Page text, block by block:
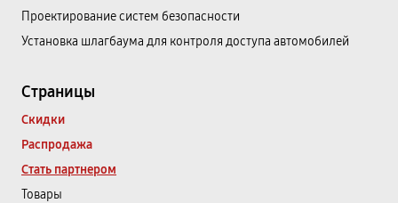
Проектирование систем безопасности
Установка шлагбаума для контроля доступа автомобилей
Страницы
Скидки
Распродажа
Стать партнером
Товары